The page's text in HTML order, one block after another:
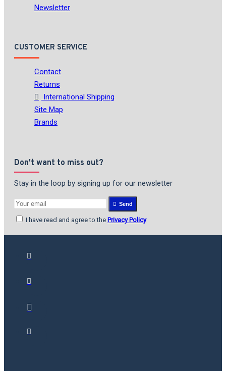
Newsletter
CUSTOMER SERVICE
Contact
Returns
International Shipping
Site Map
Brands
Don't want to miss out?
Stay in the loop by signing up for our newsletter
Send
I have read and agree to the Privacy Policy